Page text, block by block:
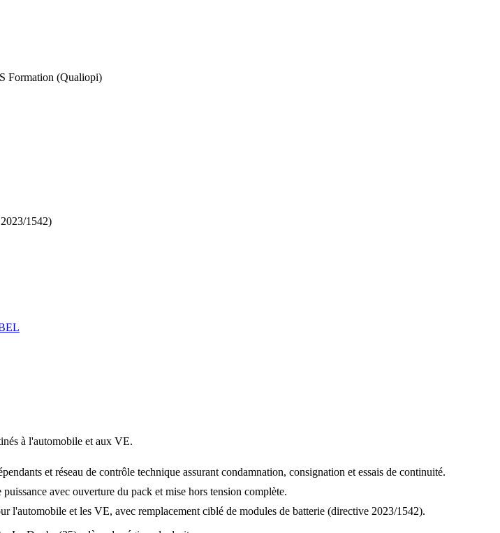
Formation (Qualiopi)
1542)
à l'automobile et aux VE.
et réseau de contrôle technique assurant condamnation, consignation et essais de continuité.
avec ouverture du pack et mise hors tension complète.
l'automobile et les VE, avec remplacement ciblé de modules de batterie (directive 2023/1542).